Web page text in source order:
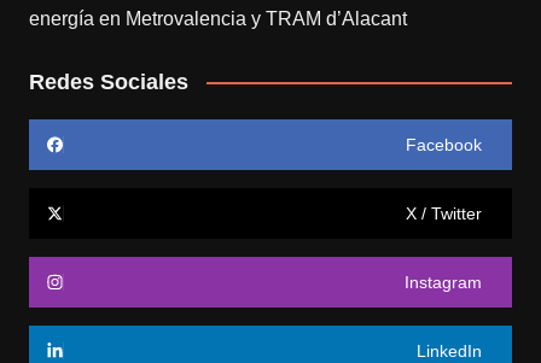
energía en Metrovalencia y TRAM d’Alacant
Redes Sociales
Facebook
X / Twitter
Instagram
LinkedIn